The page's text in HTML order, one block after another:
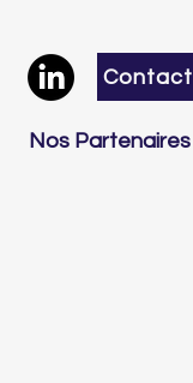
Contact
Nos Partenaires